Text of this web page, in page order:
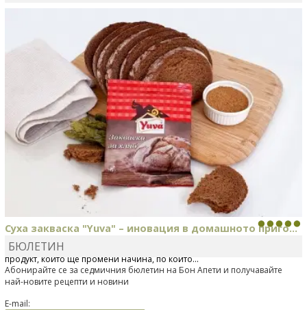
Суха закваска "Yuva" – иновация в домашното приго...
Отскоро Лесафр България стартира предлагането на изцяло нов
продукт, който ще промени начина, по който...
БЮЛЕТИН
Абонирайте се за седмичния бюлетин на Бон Апети и получавайте
най-новите рецепти и новини
E-mail: